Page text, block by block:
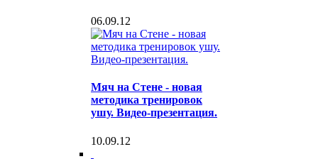
06.09.12
Мяч на Стене - новая
методика тренировок
ушу. Видео-презентация.
10.09.12